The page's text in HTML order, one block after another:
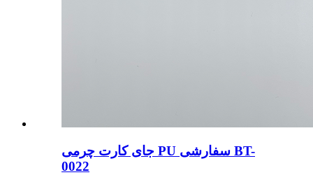
جای کارت چرمی PU سفارشی BT-
0022